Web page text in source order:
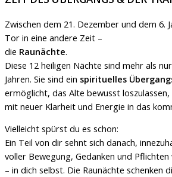
Zwischen dem 21. Dezember und dem 6.
Tor in eine andere Zeit –
die Raunächte.
Diese 12 heiligen Nächte sind mehr als
Jahren. Sie sind ein spirituelles
ermöglicht, das Alte bewusst
mit neuer Klarheit und Energie in das
Vielleicht spürst du es schon:
Ein Teil von dir sehnt sich danach,
voller Bewegung, Gedanken und
– in dich selbst. Die Raunächte schenken